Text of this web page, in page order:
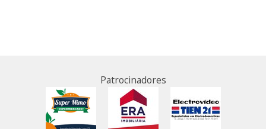
Patrocinadores